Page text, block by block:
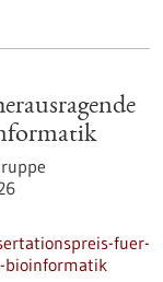
fuer-
bioinformatik